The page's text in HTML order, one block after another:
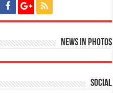
News in Photos
Social